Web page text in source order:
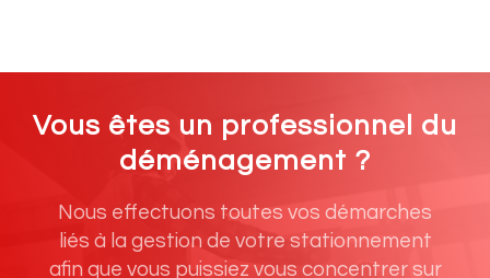
Vous êtes un professionnel du
déménagement ?
Nous effectuons toutes vos démarches
liés à la gestion de votre stationnement
afin que vous puissiez vous concentrer sur